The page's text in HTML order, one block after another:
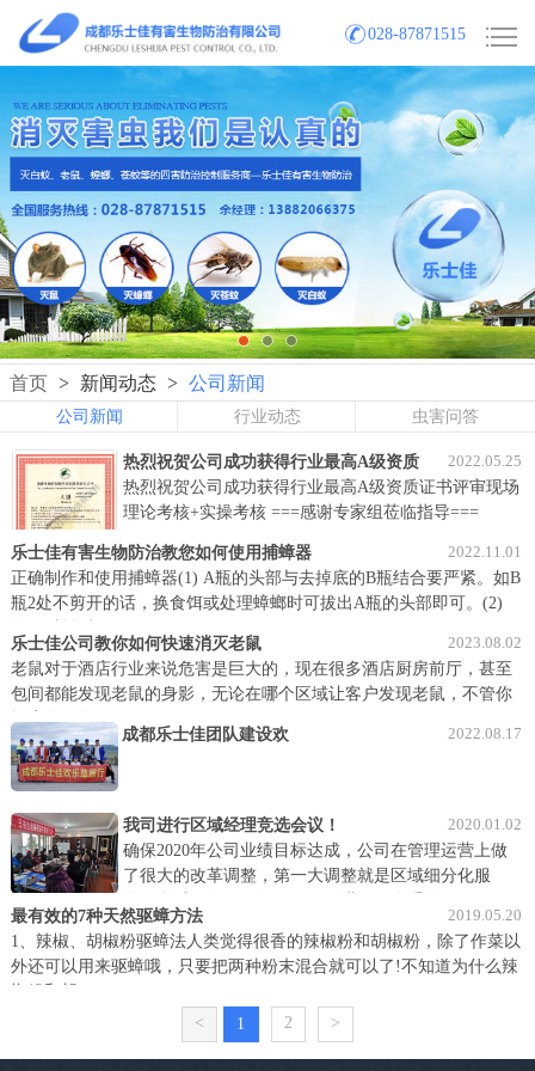
028-87871515
首页 > 新闻动态 > 公司新闻
公司新闻 行业动态 虫害问答
热烈祝贺公司成功获得行业最高A级资质
证书
2022.05.25
热烈祝贺公司成功获得行业最高A级资质证书评审现场
理论考核+实操考核 ===感谢专家组莅临指导===
乐士佳有害生物防治教您如何使用捕蟑器
2022.11.01
正确制作和使用捕蟑器(1) A瓶的头部与去掉底的B瓶结合要严紧。如B
瓶2处不剪开的话，换食饵或处理蟑螂时可拔出A瓶的头部即可。(2)
乐士佳公司教你如何快速消灭老鼠
2023.08.02
老鼠对于酒店行业来说危害是巨大的，现在很多酒店厨房前厅，甚至
包间都能发现老鼠的身影，无论在哪个区域让客户发现老鼠，不管你
酒店的服务……
成都乐士佳团队建设欢
2022.08.17
我司进行区域经理竞选会议！
2020.01.02
确保2020年公司业绩目标达成，公司在管理运营上做
了很大的改革调整，第一大调整就是区域细分化服
最有效的7种天然驱蟑方法
2019.05.20
1、辣椒、胡椒粉驱蟑法人类觉得很香的辣椒粉和胡椒粉，除了作菜以
外还可以用来驱蟑哦，只要把两种粉末混合就可以了!不知道为什么辣
<
1 2 >